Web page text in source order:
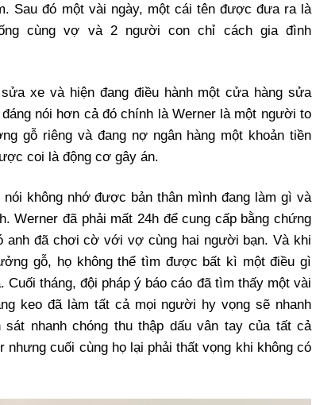
Sau đó một vài ngày, một cái tên được đưa ra là
cùng vợ và 2 người con chỉ cách gia đình
xe và hiện đang điều hành một cửa hàng sửa
nói hơn cả đó chính là Werner là một người to
gỗ riêng và đang nợ ngân hàng một khoản tiền
coi là động cơ gây án.
không nhớ được bản thân mình đang làm gì và
Werner đã phải mất 24h để cung cấp bằng chứng
anh đã chơi cờ với vợ cùng hai người bạn. Và khi
gỗ, họ không thể tìm được bất kì một điều gì
Cuối tháng, đội pháp ý báo cáo đã tìm thấy một vài
keo đã làm tất cả mọi người hy vọng sẽ nhanh
nhanh chóng thu thập dấu vân tay của tất cả
nhưng cuối cùng họ lại phải thất vọng khi không có